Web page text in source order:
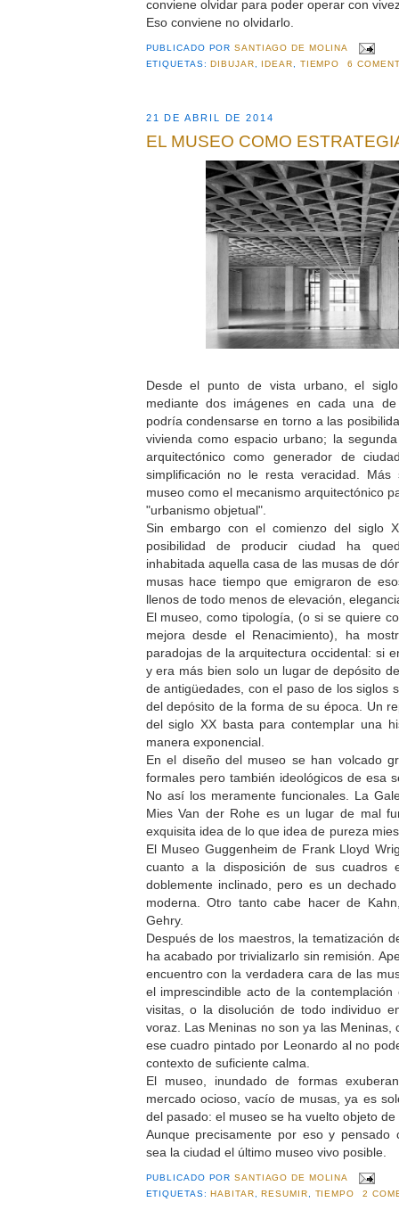
conviene olvidar para poder operar con
Eso conviene no olvidarlo.
PUBLICADO PORSANTIAGO DE MOLINA
ETIQUETAS:DIBUJAR, IDEAR, TIEMPO 6
21 DE ABRIL DE 2014
EL MUSEO COMO
Desde el punto de vista urbano, el
mediante dos imágenes en cada una
podría condensarse en torno a las
vivienda como espacio urbano; la
arquitectónico como generador de
simplificación no le resta veracidad.
museo como el mecanismo arquitectónico
"urbanismo objetual".
Sin embargo con el comienzo del siglo
posibilidad de producir ciudad ha
inhabitada aquella casa de las musas de
musas hace tiempo que emigraron de
llenos de todo menos de elevación,
El museo, como tipología, (o si se quiere
mejora desde el Renacimiento), ha
paradojas de la arquitectura occidental: si
y era más bien solo un lugar de depósito
de antigüedades, con el paso de los siglos
del depósito de la forma de su época. Un
del siglo XX basta para contemplar una
manera exponencial.
En el diseño del museo se han volcado
formales pero también ideológicos de esa
No así los meramente funcionales. La
Mies Van der Rohe es un lugar de mal
exquisita idea de lo que idea de pureza
El Museo Guggenheim de Frank Lloyd
cuanto a la disposición de sus
doblemente inclinado, pero es un
moderna. Otro tanto cabe hacer de
Gehry.
Después de los maestros, la tematización
ha acabado por trivializarlo sin remisión.
encuentro con la verdadera cara de las
el imprescindible acto de la
visitas, o la disolución de todo individuo
voraz. Las Meninas no son ya las Meninas,
ese cuadro pintado por Leonardo al no
contexto de suficiente calma.
El museo, inundado de formas
mercado ocioso, vacío de musas, ya es
del pasado: el museo se ha vuelto objeto
Aunque precisamente por eso y pensado
sea la ciudad el último museo vivo posible.
PUBLICADO PORSANTIAGO DE MOLINA
ETIQUETAS:HABITAR ,RESUMIR TIEMPO 2